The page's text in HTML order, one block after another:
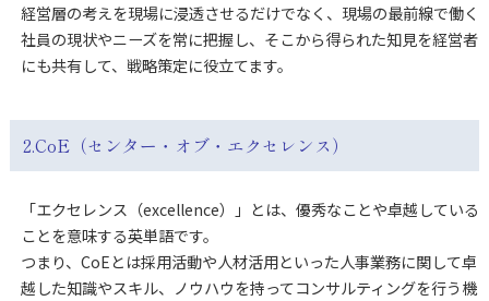
経営層の考えを現場に浸透させるだけでなく、現場の最前線で働く
社員の現状やニーズを常に把握し、そこから得られた知見を経営者
にも共有して、戦略策定に役立てます。
2.CoE（センター・オブ・エクセレンス）
「エクセレンス（excellence）」とは、優秀なことや卓越している
ことを意味する英単語です。
つまり、CoEとは採用活動や人材活用といった人事業務に関して卓
越した知識やスキル、ノウハウを持ってコンサルティングを行う機